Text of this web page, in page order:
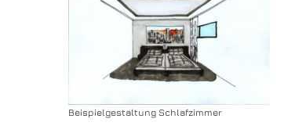
Beispielgestaltung Schlafzimmer